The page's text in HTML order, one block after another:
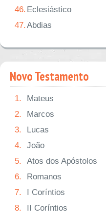
46. Eclesiástico
47.Abdias
Novo Testamento
1.
Mateus
2.
Marcos
3.
Lucas
4.
João
5.
Atos dos Apóstolos
6.
Romanos
7.
I Coríntios
8.
II Coríntios